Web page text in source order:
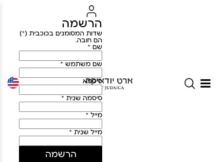
הרשמה
שדות המסומנים בכוכבית (*)
הם חובה.
שם *
שם משתמש *
סיסמא
סיסמה שנית *
מייל *
מייל שנית *
הרשמה